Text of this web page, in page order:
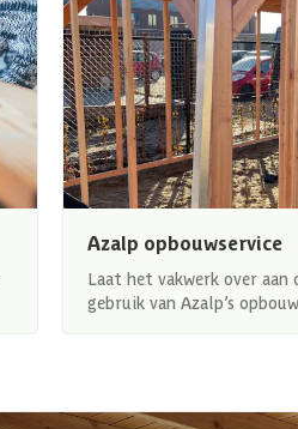
Azalp opbouwservice
Laat het vakwerk over aan
gebruik van Azalp’s